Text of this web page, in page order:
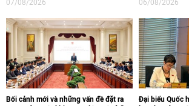
07/08/2026
06/08/2026
Bối cảnh mới và những vấn đề đặt ra
Đại biểu Quốc